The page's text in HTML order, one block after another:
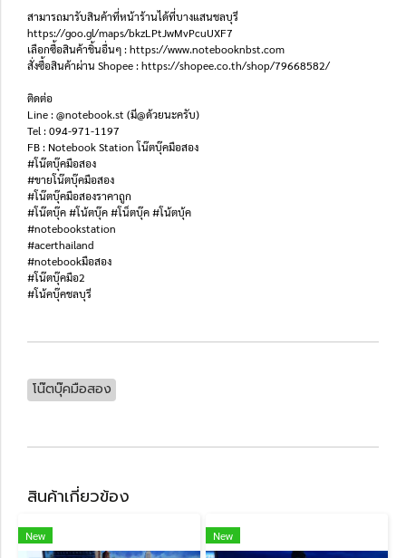
สามารถมารับสินค้าที่หน้าร้านได้ที่บางแสนชลบุรี
https://goo.gl/maps/bkzLPtJwMvPcuUXF7
เลือกซื้อสินค้าชิ้นอื่นๆ : https://www.notebooknbst.com
สั่งซื้อสินค้าผ่าน Shopee : https://shopee.co.th/shop/79668582/
ติดต่อ
Line : @notebook.st (มี@ด้วยนะครับ)
Tel : 094-971-1197
FB : Notebook Station โน๊ตบุ๊คมือสอง
#โน๊ตบุ๊คมือสอง
#ขายโน๊ตบุ๊คมือสอง
#โน๊ตบุ๊คมือสองราคาถูก
#โน๊ตบุ๊ค #โน้ตบุ๊ค #โน็ตบุ๊ค #โน้ตบุ้ค
#notebookstation
#acerthailand
#notebookมือสอง
#โน๊ตบุ๊คมือ2
#โน้คบุ๊คชลบุรี
โน๊ตบุ๊คมือสอง
สินค้าเกี่ยวข้อง
New New